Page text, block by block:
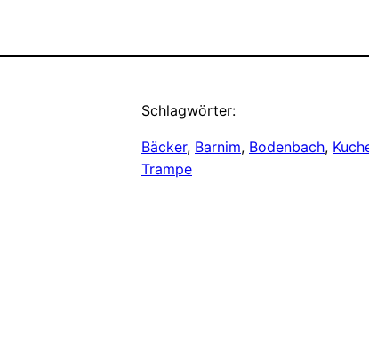
Schlagwörter:
Bäcker, Barnim, Bodenbach,
Trampe